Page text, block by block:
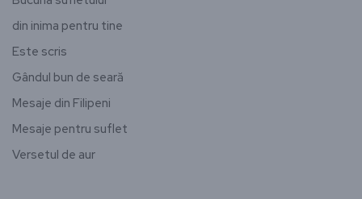
din inima pentru tine
Este scris
Gândul bun de seară
Mesaje din Filipeni
Mesaje pentru suflet
Versetul de aur